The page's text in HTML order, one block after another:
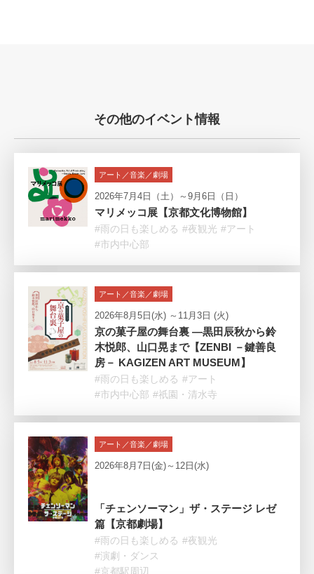
その他のイベント情報
アート／音楽／劇場
2026年7月4日（土）～9月6日（日）
マリメッコ展【京都文化博物館】
#雨の日も楽しめる #夜観光 #アート
#市内中心部
アート／音楽／劇場
2026年8月5日(水) ～11月3日 (火)
京の菓子屋の舞台裏 —黒田辰秋から鈴
木悦郎、山口晃まで【ZENBI －鍵善良
房－ KAGIZEN ART MUSEUM】
#雨の日も楽しめる #アート
#市内中心部 #祇園・清水寺
アート／音楽／劇場
2026年8月7日(金)～12日(水)
「チェンソーマン」ザ・ステージ レゼ
篇【京都劇場】
#雨の日も楽しめる #夜観光
#演劇・ダンス
#京都駅周辺